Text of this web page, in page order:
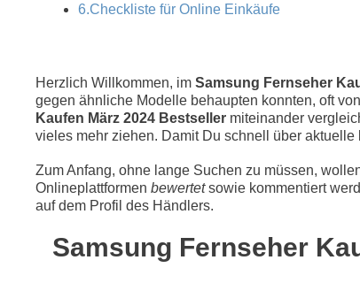
6.Checkliste für Online Einkäufe
Herzlich Willkommen, im Samsung Fernseher
gegen ähnliche Modelle behaupten konnten, oft
Kaufen März 2024 Bestseller miteinander
vieles mehr ziehen. Damit Du schnell über aktuelle
Zum Anfang, ohne lange Suchen zu müssen,
Onlineplattformen bewertetsowie kommentiert
auf dem Profil des Händlers.
Samsung Fernseher